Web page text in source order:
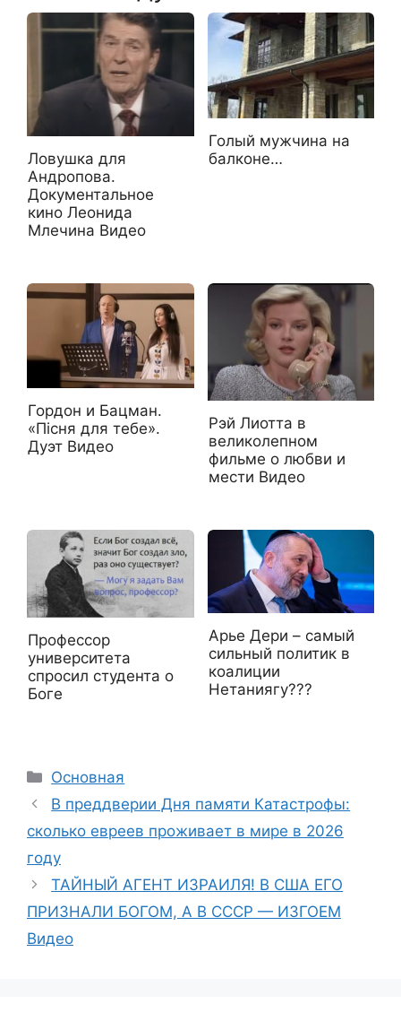
Ловушка для
Андропова.
Документальное
кино Леонида
Млечина Видео
Голый мужчина на
балконе…
Гордон и Бацман.
«Пісня для тебе».
Дуэт Видео
Рэй Лиотта в
великолепном
фильме о любви и
мести Видео
Профессор
университета
спросил студента о
Боге
Арье Дери – самый
сильный политик в
коалиции
Нетаниягу???
Рубрики
Основная
В преддверии Дня памяти Катастрофы:
сколько евреев проживает в мире в 2026
году
ТАЙНЫЙ АГЕНТ ИЗРАИЛЯ! В США ЕГО
ПРИЗНАЛИ БОГОМ, А В СССР — ИЗГОЕМ
Видео